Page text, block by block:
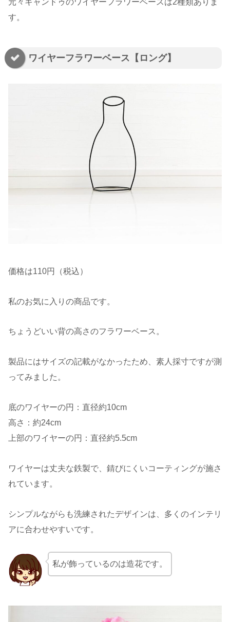
す。
ワイヤーフラワーベース【ロング】
価格は110円（税込）
私のお気に入りの商品です。
ちょうどいい背の高さのフラワーベース。
製品にはサイズの記載がなかったため、素人採寸ですが測
ってみました。
底のワイヤーの円：直径約10cm
高さ：約24cm
上部のワイヤーの円：直径約5.5cm
ワイヤーは丈夫な鉄製で、錆びにくいコーティングが施さ
れています。
シンプルながらも洗練されたデザインは、多くのインテリ
アに合わせやすいです。
私が飾っているのは造花です。